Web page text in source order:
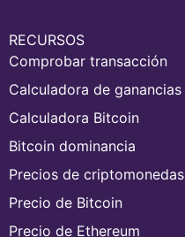
RECURSOS
Comprobar transacción
Calculadora de ganancias
Calculadora Bitcoin
Bitcoin dominancia
Precios de criptomonedas
Precio de Bitcoin
Precio de Ethereum